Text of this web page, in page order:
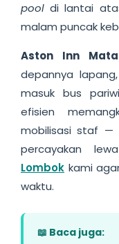
pool di lantai
malam puncak
Aston Inn
depannya
masuk bus
efisien
mobilisasi staf —
percayakan
Lombok kami
waktu.
📖 Baca juga: